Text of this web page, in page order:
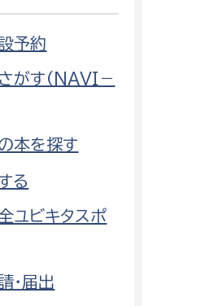
たい
に参加したい
ボン推進課
課
ンター
予約
がす（NAVI－
本を探す
る
ユビキタスポ
・届出